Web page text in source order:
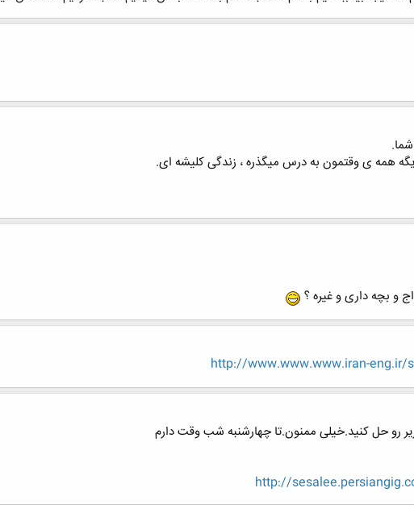
همه ی وقتمون به درس میگذره ، زندگی کلیشه ای.
و بچه داری و غیره ؟
http://www.www.www.iran-eng.ir/
رو حل کنید.خیلی ممنون.تا چهارشنبه شب وقت دارم
http://